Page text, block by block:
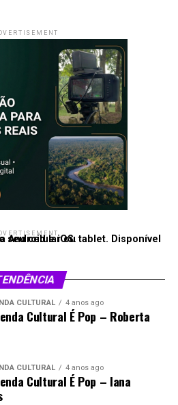
WhatsApp
CULTURAL 4 anos ago
Cultural É Pop – Roberta
CULTURAL 4 anos ago
Cultural É Pop – Iana